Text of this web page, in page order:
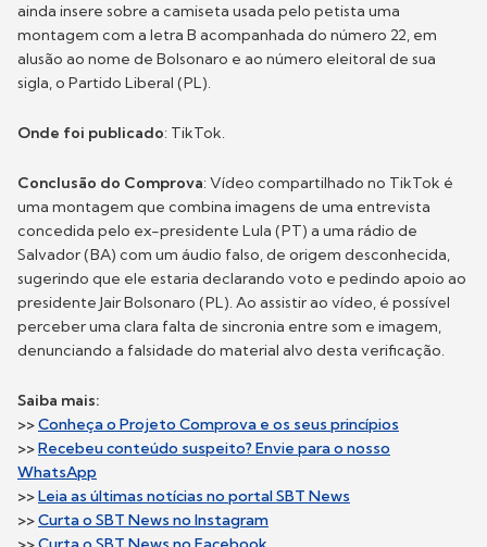
ainda insere sobre a camiseta usada pelo petista uma
montagem com a letra B acompanhada do número 22, em
alusão ao nome de Bolsonaro e ao número eleitoral de sua
sigla, o Partido Liberal (PL).
Onde foi publicado: TikTok.
Conclusão do Comprova: Vídeo compartilhado no TikTok é
uma montagem que combina imagens de uma entrevista
concedida pelo ex-presidente Lula (PT) a uma rádio de
Salvador (BA) com um áudio falso, de origem desconhecida,
sugerindo que ele estaria declarando voto e pedindo apoio ao
presidente Jair Bolsonaro (PL). Ao assistir ao vídeo, é possível
perceber uma clara falta de sincronia entre som e imagem,
denunciando a falsidade do material alvo desta verificação.
Saiba mais:
>>Conheça o Projeto Comprova e os seus princípios
>>Recebeu conteúdo suspeito? Envie para o nosso
WhatsApp
>>Leia as últimas notícias no portal SBT News
>>Curta o SBT News no Instagram